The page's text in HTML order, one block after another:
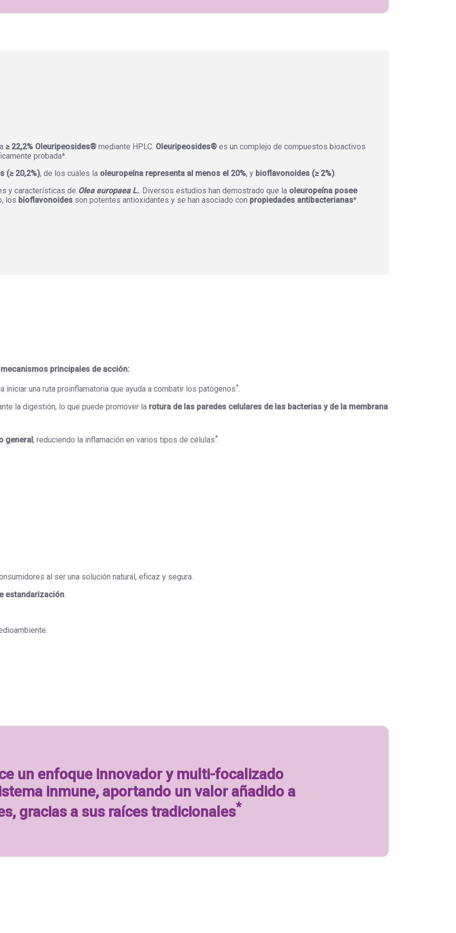
≥ 22,2% Oleuripeosides® mediante HPLC. Oleuripeosides® es un complejo de compuestos bioactivos
probada*.
(≥ 20,2%), de los cuales la oleuropeína representa al menos el 20%, y bioflavonoides (≥ 2%)
y características de Olea europaea L. . Diversos estudios han demostrado que la oleuropeína posee
los bioflavonoides son potentes antioxidantes y se han asociado con propiedades antibacterianas*.
principales de acción:
iniciar una ruta proinflamatoria que ayuda a combatir los patógenos*.
la digestión, lo que puede promover la rotura de las paredes celulares de las bacterias y de la membrana
general, reduciendo la inflamación en varios tipos de células*.
al ser una solución natural, eficaz y segura.
estandarización.
un enfoque innovador y multi-focalizado
inmune, aportando un valor añadido a
gracias a sus raíces tradicionales*